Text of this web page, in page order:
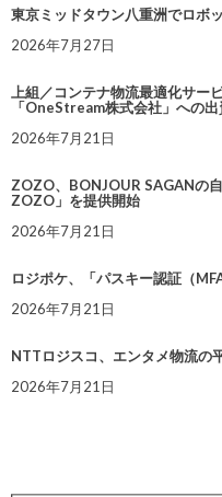
東京ミッドタウン八重洲でロボ
2026年7月27日
上組／コンテナ物流最適化サー
「OneStream株式会社」への
2026年7月21日
ZOZO、BONJOUR SAGANの
ZOZO」を提供開始
2026年7月21日
ロジポケ、「パスキー認証（
2026年7月21日
NTTロジスコ、エンタメ物流
2026年7月21日